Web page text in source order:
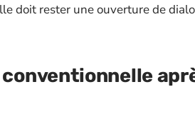
doit rester une ouverture de